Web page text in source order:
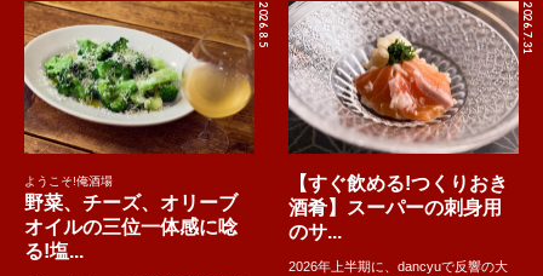
2026.8.5
ようこそ!俺酒場
野菜、チーズ、オリーブ
オイルの三位一体感に唸
る!塩...
2026.7.31
【すぐ飲める!つくりおき
酒肴】スーパーの刺身用
のサ...
2026年上半期に、dancyuで反響の大